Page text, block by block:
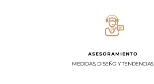
ASESORAMIENTO
MEDIDAS, DISEÑO Y TENDENCIAS